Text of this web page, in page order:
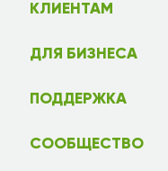
КЛИЕНТАМ
ДЛЯ БИЗНЕСА
ПОДДЕРЖКА
СООБЩЕСТВО